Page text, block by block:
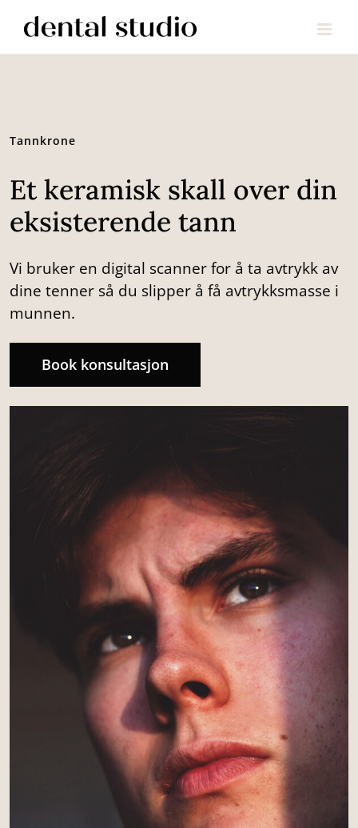
content
Tannkrone
Et keramisk skall over din
eksisterende tann
Vi bruker en digital scanner for å ta avtrykk av
dine tenner så du slipper å få avtrykksmasse i
munnen.
Book konsultasjon